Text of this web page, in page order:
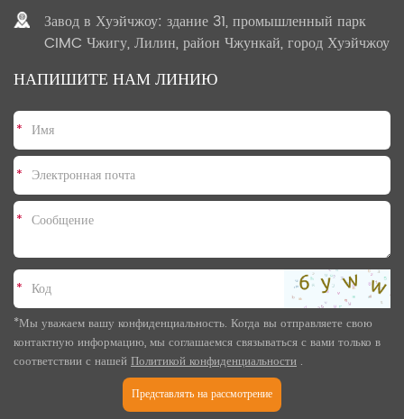
Завод в Хуэйчжоу: здание 31, промышленный парк
CIMC Чжигу, Лилин, район Чжункай, город Хуэйчжоу
НАПИШИТЕ НАМ ЛИНИЮ
*
*
*
*
*Мы уважаем вашу конфиденциальность. Когда вы отправляете свою
контактную информацию, мы соглашаемся связываться с вами только в
соответствии с нашейПолитикой конфиденциальности .
Представлять на рассмотрение